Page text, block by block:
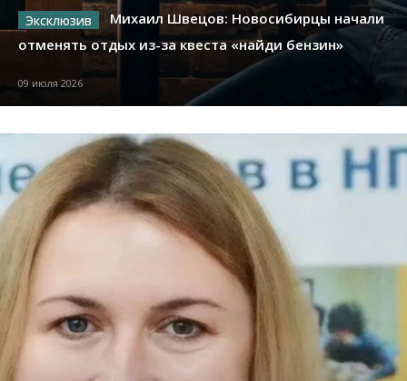
Михаил Швецов: Новосибирцы начали
отменять отдых из-за квеста «найди бензин»
09 июля 2026